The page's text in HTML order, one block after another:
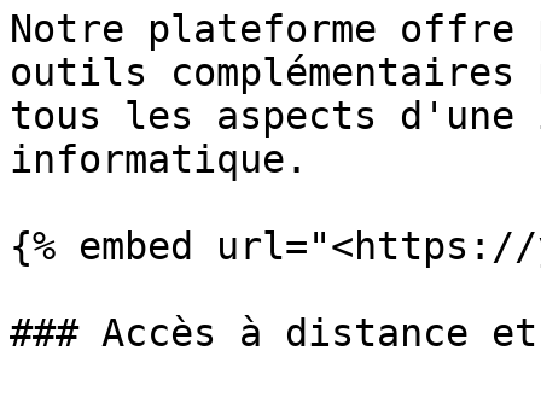
Notre plateforme
outils
tous les aspects
informatique.
{% embed url="<https://
### Accès à distance